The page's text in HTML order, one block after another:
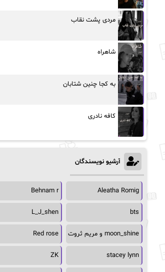
مردی پشت نقاب
شاهراه
به کجا چنین شتابان
کافه نادری
آرشیو نویسندگان
Aleatha Romig
Behnam r
bts
L_J_shen
moon_shine و مریم ثروت Red rose
stacey lynn
ZK